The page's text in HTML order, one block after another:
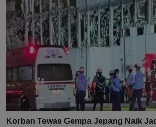
Korban Tewas Gempa Jepang Naik